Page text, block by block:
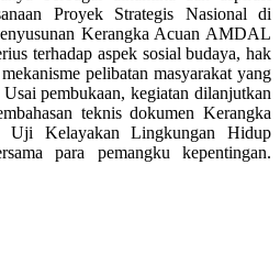
Proyek Strategis Nasional di
Kerangka Acuan AMDAL
terhadap aspek sosial budaya, hak
pelibatan masyarakat yang
pembukaan, kegiatan dilanjutkan
teknis dokumen Kerangka
Kelayakan Lingkungan Hidup
para pemangku kepentingan.